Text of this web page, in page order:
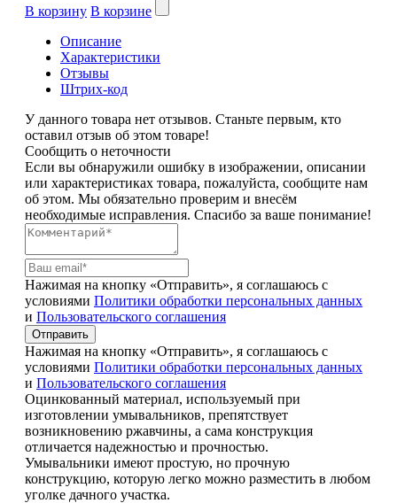
В корзину В корзине
Описание
Характеристики
Отзывы
Штрих-код
У данного товара нет отзывов. Станьте первым, кто
оставил отзыв об этом товаре!
Сообщить о неточности
Если вы обнаружили ошибку в изображении, описании
или характеристиках товара, пожалуйста, сообщите нам
об этом. Мы обязательно проверим и внесём
необходимые исправления. Спасибо за ваше понимание!
Нажимая на кнопку «Отправить», я соглашаюсь с
условиями Политики обработки персональных данных
и Пользовательского соглашения
Отправить
Нажимая на кнопку «Отправить», я соглашаюсь с
условиями Политики обработки персональных данных
и Пользовательского соглашения
Оцинкованный материал, используемый при
изготовлении умывальников, препятствует
возникновению ржавчины, а сама конструкция
отличается надежностью и прочностью.
Умывальники имеют простую, но прочную
конструкцию, которую легко можно разместить в любом
уголке дачного участка.